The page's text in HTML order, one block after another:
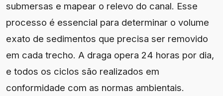
submersas e mapear o relevo do canal. Esse
processo é essencial para determinar o volume
exato de sedimentos que precisa ser removido
em cada trecho. A draga opera 24 horas por dia,
e todos os ciclos são realizados em
conformidade com as normas ambientais.